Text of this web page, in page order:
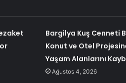
Bargilya Kuş Cenneti
Konut ve Otel
Yaşam Alanlarını
Ağustos 4, 2026